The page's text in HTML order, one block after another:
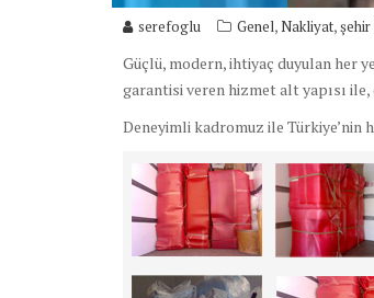
serefoglu Genel,Nakliyat,şehir
Güçlü, modern, ihtiyaç duyulan her
garantisi veren hizmet alt yapısı
Deneyimli kadromuz ile Türkiye’nin